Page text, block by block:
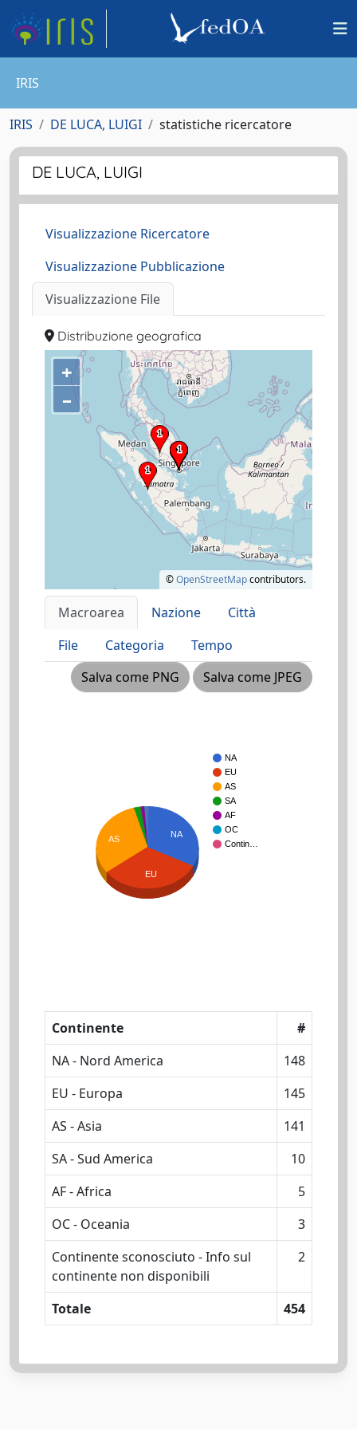
IRIS
IRIS DE LUCA, LUIGI statistiche ricercatore
DE LUCA, LUIGI
Visualizzazione Ricercatore
Visualizzazione Pubblicazione
Visualizzazione File
Distribuzione geografica
+
–
©OpenStreetMapcontributors.
Macroarea Nazione
Città
File
Categoria
Tempo
Salva come PNG
Salva come JPEG
NA
EU
AS
SA
AF
OC
Contin…
NA
AS
EU
Continente
#
NA - Nord America
148
EU - Europa
145
AS - Asia
141
SA - Sud America
10
AF - Africa
5
OC - Oceania
3
Continente sconosciuto - Info sul
continente non disponibili
2
Totale 454